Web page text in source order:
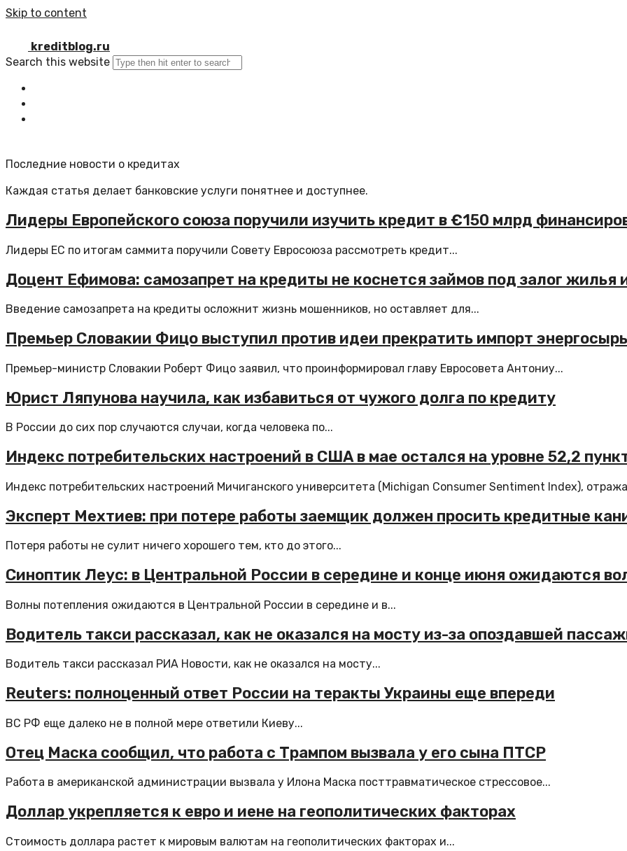
Skip to content
kreditblog.ru
Search this website
Последние новости о кредитах
Каждая статья делает банковские услуги понятнее и доступнее.
Лидеры Европейского союза поручили изучить кредит в €150 млрд
Лидеры ЕС по итогам саммита поручили Совету Евросоюза рассмотреть кредит...
Доцент Ефимова: самозапрет на кредиты не коснется займов под залог жилья
Введение самозапрета на кредиты осложнит жизнь мошенников, но оставляет для...
Премьер Словакии Фицо выступил против идеи прекратить импорт
Премьер-министр Словакии Роберт Фицо заявил, что проинформировал главу Евросовета Антониу...
Юрист Ляпунова научила, как избавиться от чужого долга по кредиту
В России до сих пор случаются случаи, когда человека по...
Индекс потребительских настроений в США в мае остался на уровне 52,2
Индекс потребительских настроений Мичиганского университета (Michigan Consumer Sentiment Index),
Эксперт Мехтиев: при потере работы заемщик должен просить кредитные
Потеря работы не сулит ничего хорошего тем, кто до этого...
Синоптик Леус: в Центральной России в середине и конце июня ожидаются
Волны потепления ожидаются в Центральной России в середине и в...
Водитель такси рассказал, как не оказался на мосту из-за опоздавшей
Водитель такси рассказал РИА Новости, как не оказался на мосту...
Reuters: полноценный ответ России на теракты Украины еще впереди
ВС РФ еще далеко не в полной мере ответили Киеву...
Отец Маска сообщил, что работа с Трампом вызвала у его сына ПТСР
Работа в американской администрации вызвала у Илона Маска посттравматическое стрессовое...
Доллар укрепляется к евро и иене на геополитических факторах
Стоимость доллара растет к мировым валютам на геополитических факторах и...